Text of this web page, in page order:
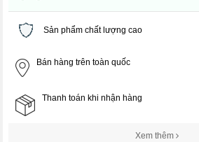
Sản phẩm chất lượng cao
Bán hàng trên toàn quốc
Thanh toán khi nhận hàng
Xem thêm